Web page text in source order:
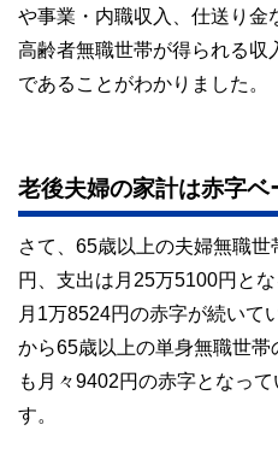
や事業・内職収入、仕送り金
高齢者無職世帯が得られる収
であることがわかりました。
老後夫婦の家計は赤字
さて、65歳以上の夫婦無職
円、支出は月25万5100円と
月1万8524円の赤字が続いて
から65歳以上の単身無職世
も月々9402円の赤字となっ
す。